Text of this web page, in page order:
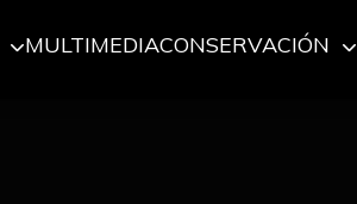
MULTIMEDIACONSERVACIÓN